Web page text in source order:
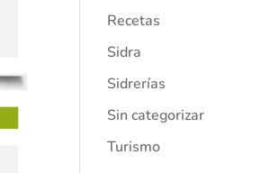
Recetas
Sidra
Sidrerías
Sin categorizar
Turismo